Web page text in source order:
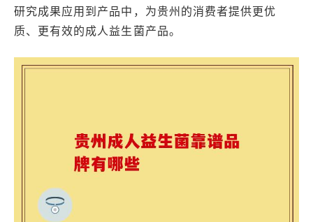
研究成果应用到产品中，为贵州的消费者提供更优
质、更有效的成人益生菌产品。